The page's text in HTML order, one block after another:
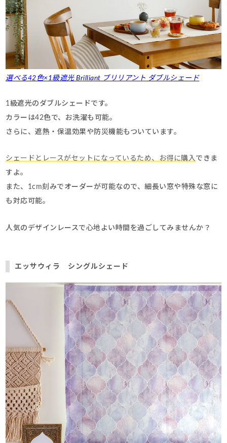
選べる42色×1級遮光 Brilliant ブリリアント ダブルシェード
1級遮光のダブルシェードです。
カラーは42色で、お洗濯も可能。
さらに、遮熱・保温効果や防災機能もついています。
シェードとレースがセットになっているため、お得に購入できま
すよ。
また、1cm刻みでオーダーが可能なので、細長い窓や特殊な窓に
も対応可能。
人気のデザインレースで心地よい時間を過ごしてみませんか？
エッサウィラ シングルシェード